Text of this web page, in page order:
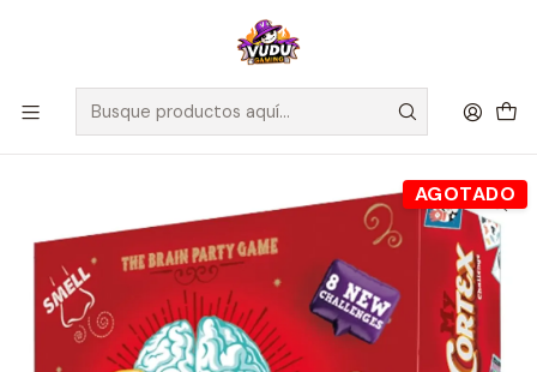
🚀 ¡Despachamos a todo Chile! Envío GRATIS a Regiones sobre
$100.000 y a RM sobre $35.000
Inicio Juegos de Mesa Competitivos
Cortex Challenge 3 - Español
AGOTADO